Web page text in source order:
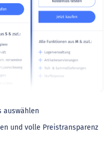
auswählen
und volle Preistransparenz